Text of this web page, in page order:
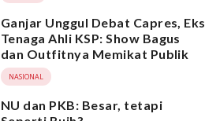
Ganjar Unggul Debat Capres, Eks
Tenaga Ahli KSP: Show Bagus
dan Outfitnya Memikat Publik
NASIONAL
NU dan PKB: Besar, tetapi